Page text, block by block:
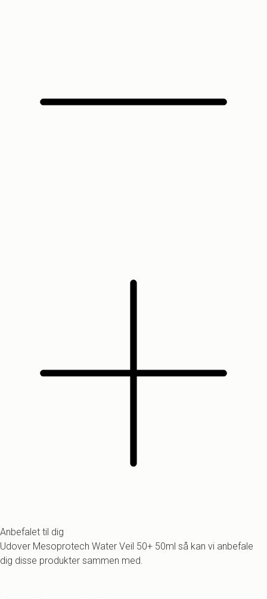
Anbefalet til dig
Udover Mesoprotech Water Veil 50+ 50ml så kan vi anbefale
dig disse produkter sammen med.